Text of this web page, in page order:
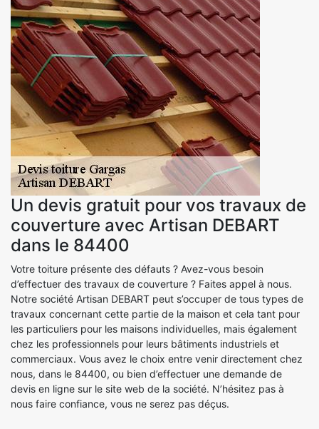
Un devis gratuit pour vos travaux de
couverture avec Artisan DEBART
dans le 84400
Votre toiture présente des défauts ? Avez-vous besoin
d’effectuer des travaux de couverture ? Faites appel à nous.
Notre société Artisan DEBART peut s’occuper de tous types de
travaux concernant cette partie de la maison et cela tant pour
les particuliers pour les maisons individuelles, mais également
chez les professionnels pour leurs bâtiments industriels et
commerciaux. Vous avez le choix entre venir directement chez
nous, dans le 84400, ou bien d’effectuer une demande de
devis en ligne sur le site web de la société. N’hésitez pas à
nous faire confiance, vous ne serez pas déçus.